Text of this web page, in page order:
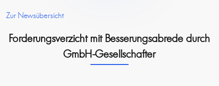
Zur Newsübersicht
Forderungsverzicht mit Besserungsabrede durch
GmbH-Gesellschafter